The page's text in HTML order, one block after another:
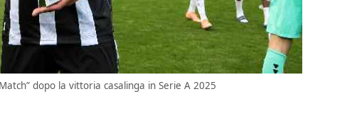
dopo la vittoria casalinga in Serie A 2025